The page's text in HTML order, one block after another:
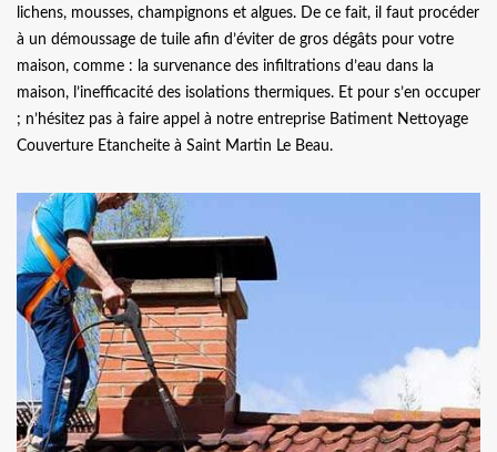
lichens, mousses, champignons et algues. De ce fait, il faut procéder
à un démoussage de tuile afin d’éviter de gros dégâts pour votre
maison, comme : la survenance des infiltrations d’eau dans la
maison, l’inefficacité des isolations thermiques. Et pour s’en occuper
; n’hésitez pas à faire appel à notre entreprise Batiment Nettoyage
Couverture Etancheite à Saint Martin Le Beau.